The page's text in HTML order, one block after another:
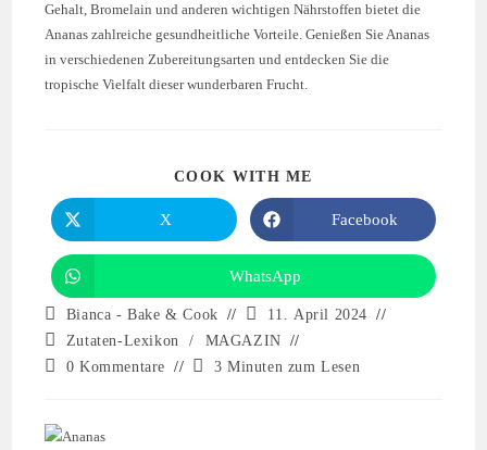
Gehalt, Bromelain und anderen wichtigen Nährstoffen bietet die
Ananas zahlreiche gesundheitliche Vorteile. Genießen Sie Ananas
in verschiedenen Zubereitungsarten und entdecken Sie die
tropische Vielfalt dieser wunderbaren Frucht.
COOK WITH ME
X Facebook
WhatsApp
Bianca - Bake & Cook
11. April 2024
Zutaten-Lexikon
/
MAGAZIN
0 Kommentare
3 Minuten zum Lesen